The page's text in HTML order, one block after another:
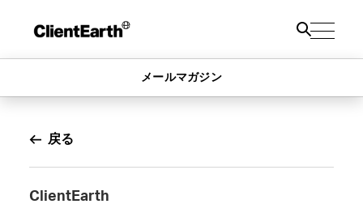
メールマガジン
ClientEarth
戻る